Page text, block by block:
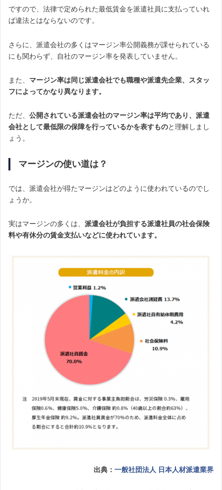
ですので、法律で定められた最低賃金を派遣社員に支払っていれ
ば違法とはならないのです。
さらに、派遣会社の多くはマージン率公開義務が課せられている
にも関わらず、自社のマージン率を発表していません。
また、 マージン率は同じ派遣会社でも職種や派遣先企業、スタッ
フによってかなり異なります。
ただ、 公開されている派遣会社のマージン率は平均であり、派遣
会社として最低限の保障を行っているかを表すものと理解しまし
ょう。
マージンの使い道は？
では、派遣会社が得たマージンはどのように使われているのでし
ょうか。
実はマージンの多くは、 派遣会社が負担する派遣社員の社会保険
料や有休分の賃金支払いなどに使われています。
出典： 一般社団法人 日本人材派遣業界